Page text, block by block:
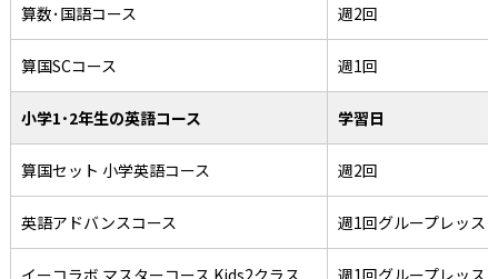
算数･国語コース 週2回
算国SCコース 週1回
小学1･2年生の英語コース 学習日
算国セット 小学英語コース 週2回
英語アドバンスコース 週1回グループレッス
イーコラボ マスターコース Kids2クラス 週1回グループレッス